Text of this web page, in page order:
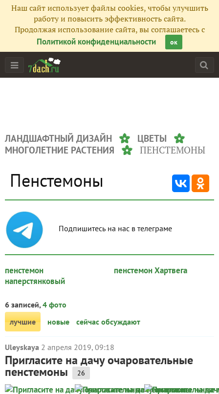
Наш сайт использует файлы cookies, чтобы улучшить
работу и повысить эффективность сайта.
Продолжая использование сайта, вы соглашаетесь с
Политикой конфиденциальности
ок
ЛАНДШАФТНЫЙ ДИЗАЙН
ЦВЕТЫ
МНОГОЛЕТНИЕ РАСТЕНИЯ
ПЕНСТЕМОНЫ
Пенстемоны
Подпишитесь на нас в телеграме
пенстемон
наперстянковый
пенстемон Хартвега
6 записей,4 фото
лучшие
новые сейчас обсуждают
Uleyskaya 2 апреля 2019, 09:18
Пригласите на дачу очаровательные
пенстемоны 26